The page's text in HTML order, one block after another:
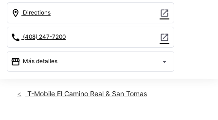
location_on Directions open_in_new
call (408) 247-7200 open_in_new
storefront Más detalles arrow_drop_down
Mié.:10:00 a.m. a 8:00 p.m.
T-Mobile El Camino Real & San Tomas